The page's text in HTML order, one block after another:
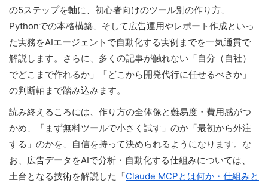
の5ステップを軸に、初心者向けのツール別の作り方、
Pythonでの本格構築、そして広告運用やレポート作成といっ
た実務をAIエージェントで自動化する実例までを一気通貫で
解説します。さらに、多くの記事が触れない「自分（自社）
でどこまで作れるか」「どこから開発代行に任せるべきか」
の判断軸まで踏み込みます。
読み終えるころには、作り方の全体像と難易度・費用感がつ
かめ、「まず無料ツールで小さく試す」のか「最初から外注
する」のかを、自信を持って決められるようになります。な
お、広告データをAIで分析・自動化する仕組みについては、
土台となる技術を解説した「Claude MCPとは何か・仕組みと